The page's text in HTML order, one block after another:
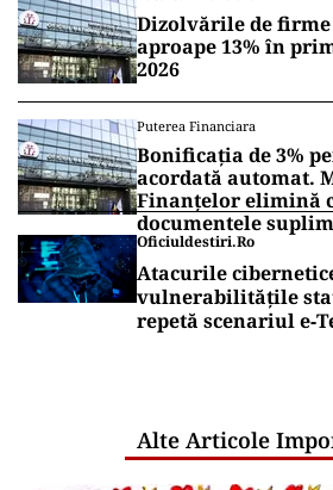
Dizolvările de firme
aproape 13% în
2026
Puterea Financiara
Bonificația de 3%
acordată automat.
Finanțelor elimină
documentele
Oficiuldestiri.ro
Atacurile
vulnerabilitățile
repetă scenariul
Alte Articole